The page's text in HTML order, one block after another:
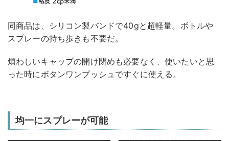
同商品は、シリコン製バンドで40gと超軽量。ボトルや
スプレーの持ち歩きも不要だ。
煩わしいキャップの開け閉めも必要なく、使いたいと思
った時にボタンワンプッシュですぐに使える。
均一にスプレーが可能